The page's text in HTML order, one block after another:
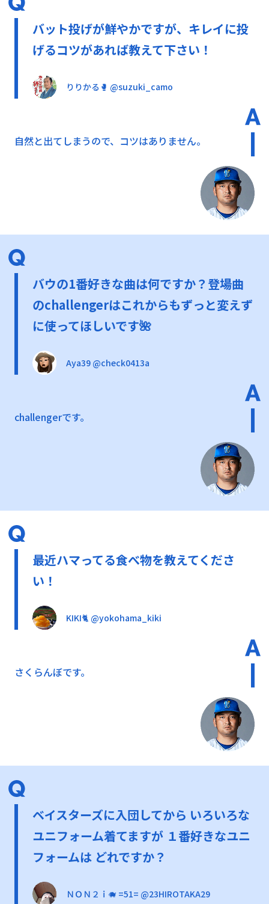
バット投げが鮮やかですが、キレイに投
げるコツがあれば教えて下さい！
りりかる🥊 @suzuki_camo
自然と出てしまうので、コツはありません。
バウの1番好きな曲は何ですか？登場曲
のchallengerはこれからもずっと変えず
に使ってほしいです🌺
Aya39 @check0413a
challengerです。
最近ハマってる食べ物を教えてくださ
い！
KIKI🐈‍ @yokohama_kiki
さくらんぼです。
ベイスターズに入団してから いろいろな
ユニフォーム着てますが １番好きなユニ
フォームは どれですか？
ＮＯＮ２ｉ🐗 =51= @23HIROTAKA29